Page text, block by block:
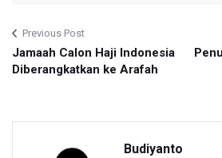
Previous Post
Jamaah Calon Haji Indonesia
Diberangkatkan ke Arafah
Budiyanto